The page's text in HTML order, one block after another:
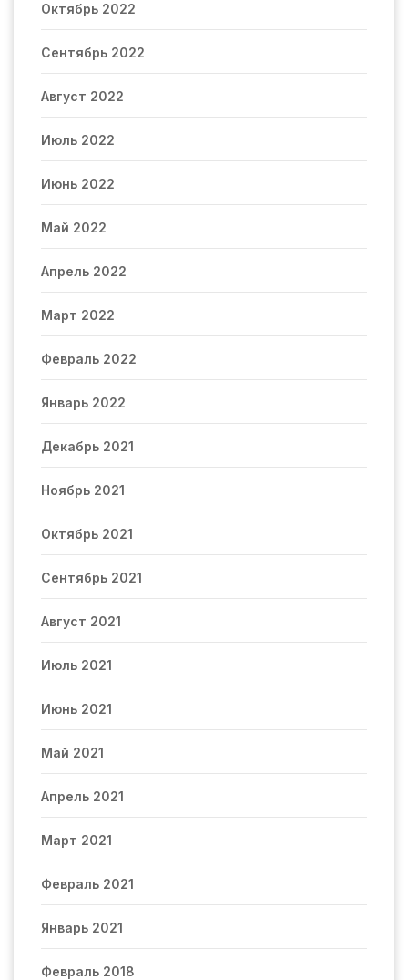
Октябрь 2022
Сентябрь 2022
Август 2022
Июль 2022
Июнь 2022
Май 2022
Апрель 2022
Март 2022
Февраль 2022
Январь 2022
Декабрь 2021
Ноябрь 2021
Октябрь 2021
Сентябрь 2021
Август 2021
Июль 2021
Июнь 2021
Май 2021
Апрель 2021
Март 2021
Февраль 2021
Январь 2021
Февраль 2018